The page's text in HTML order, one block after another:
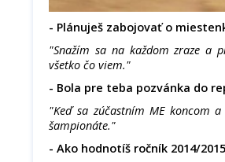
- Plánuješ zabojovať o
"Snažím sa na každom zraze a
všetko čo viem."
- Bola pre teba pozvánka do
"Keď sa zúčastním ME koncom
šampionáte."
- Ako hodnotíš ročník 2014/